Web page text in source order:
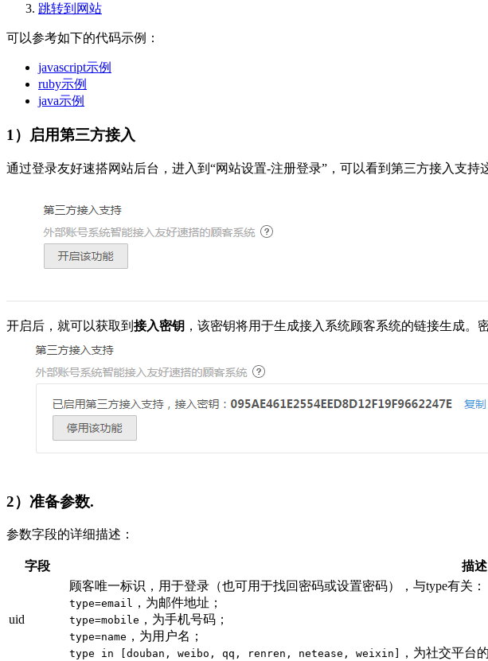
跳转到网站
可以参考如下的代码示例：
javascript示例
ruby示例
java示例
1）启用第三方接入
通过登录友好速搭网站后台，进入到“网站设置-注册登录”，可以看到第三方接入支持
开启后，就可以获取到 接入密钥 ，该密钥将用于生成接入系统顾客系统的链接生成。
2）准备参数.
参数字段的详细描述：
字段 描述
uid
顾客唯一标识，用于登录（也可用于找回密码或设置密码），与type有关：
type=email ，为邮件地址；
type=mobile ，为手机号码；
type=name ，为用户名；
type in [douban, weibo, qq, renren, netease, weixin] ，为社交平台